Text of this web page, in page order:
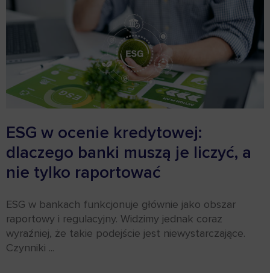
ESG w ocenie kredytowej:
dlaczego banki muszą je liczyć, a
nie tylko raportować
ESG w bankach funkcjonuje głównie jako obszar
raportowy i regulacyjny. Widzimy jednak coraz
wyraźniej, że takie podejście jest niewystarczające.
Czynniki ...